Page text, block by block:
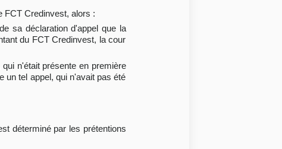
FCT Credinvest, alors :
sa déclaration d'appel que la
du FCT Credinvest, la cour
n'était présente en première
un tel appel, qui n'avait pas été
déterminé par les prétentions